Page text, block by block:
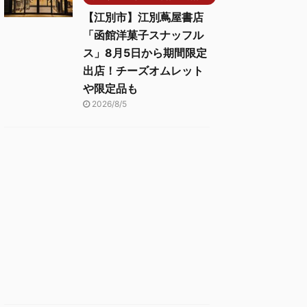
【江別市】江別蔦屋書店
「函館洋菓子スナッフル
ス」8月5日から期間限定
出店！チーズオムレット
や限定品も
2026/8/5